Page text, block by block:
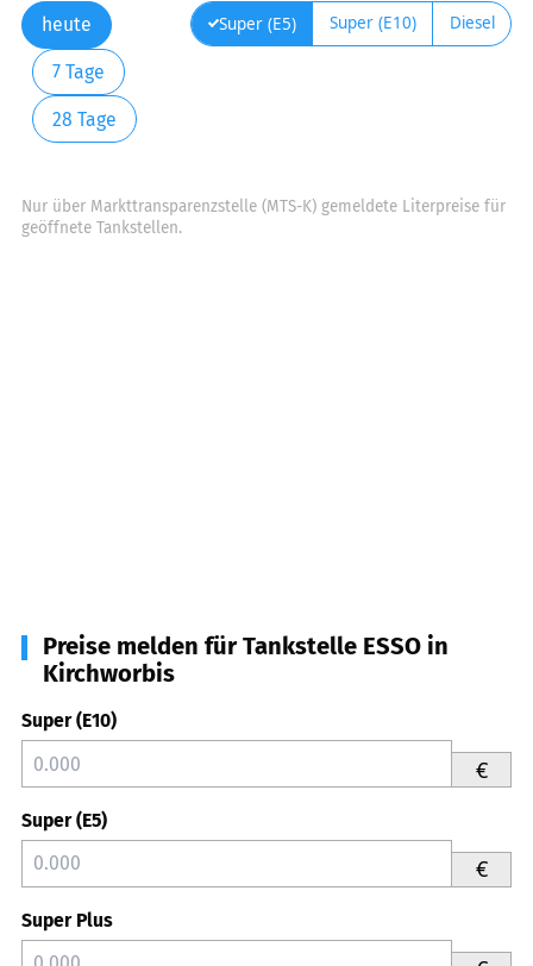
heute
7 Tage
28 Tage
Super (E5) Super (E10) Diesel
Nur über Markttransparenzstelle (MTS-K) gemeldete Literpreise für
geöffnete Tankstellen.
Preise melden für Tankstelle ESSO in
Kirchworbis
Super (E10)
€
Super (E5)
€
Super Plus